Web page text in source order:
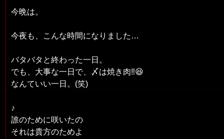
今晩は。
今夜も、こんな時間になりました…
バタバタと終わった一日。
でも、大事な一日で、〆は焼き肉‼️😆
なんていい一日。(笑)
♪
誰のために咲いたの
それは貴方のためよ